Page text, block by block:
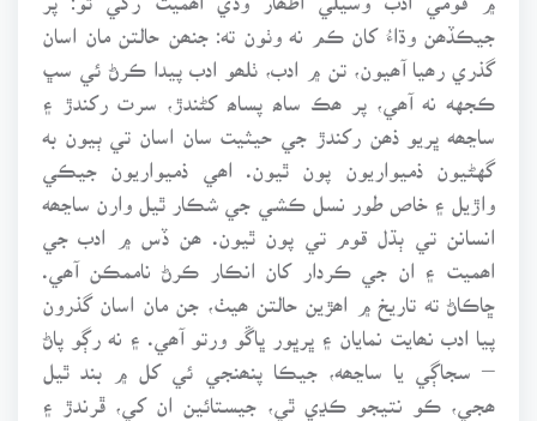
جيڪڏھن وڌاءُ کان ڪم نه وٺون ته: جنھن حالتن مان اسان
گذري رھيا آھيون، تن ۾ ادب، ٺلھو ادب پيدا ڪرڻ ئي سڀ
ڪجهه نه آھي، پر ھڪ ساھ پساھ کڻندڙ، سرت رکندڙ ۽
ساڃھه ڀريو ذھن رکندڙ جي حيثيت سان اسان تي ٻيون به
گهڻيون ذميواريون پون ٿيون. اھي ذميواريون جيڪي
واڙيل ۽ خاص طور نسل ڪشي جي شڪار ٿيل وارن ساڃھه
انسانن تي ٻڌل قوم تي پون ٿيون. ھن ڏس ۾ ادب جي
اھميت ۽ ان جي ڪردار کان انڪار ڪرڻ ناممڪن آھي.
ڇاڪاڻ ته تاريخ ۾ اھڙين حالتن ھيٺ، جن مان اسان گذرون
پيا ادب نھايت نمايان ۽ ڀرڀور ڀاڱو ورتو آھي. ۽ نه رڳو پاڻ
– سجاڳي يا ساڃھه، جيڪا پنھنجي ئي کل ۾ بند ٿيل
ھجي، ڪو نتيجو ڪڍي ٿي، جيستائين ان کي، ڦرندڙ ۽